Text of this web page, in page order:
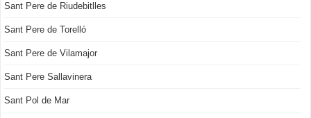
Sant Pere de Riudebitlles
Sant Pere de Torelló
Sant Pere de Vilamajor
Sant Pere Sallavinera
Sant Pol de Mar